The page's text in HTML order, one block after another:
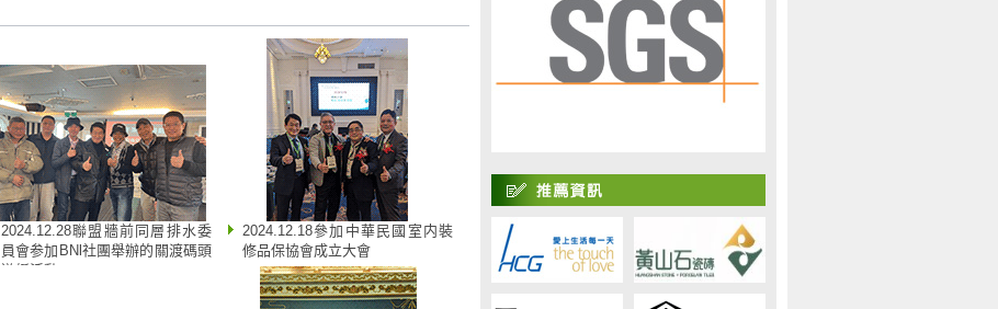
2024.12.28聯盟牆前同層排水委
員會参加BNl社團舉辦的關渡碼頭
遊艇活動
2024.12.18參加中華民國室内裝
修品保協會成立大會